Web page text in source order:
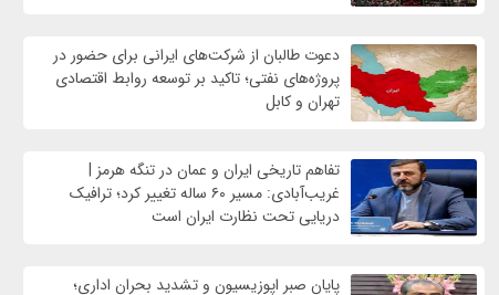
دعوت طالبان از شرکت‌های ایرانی برای حضور در
پروژه‌های نفتی؛ تاکید بر توسعه روابط اقتصادی
تهران و کابل
تفاهم تاریخی ایران و عمان در تنگه هرمز |
غریب‌آبادی: مسیر ۶۰ ساله تغییر کرد؛ ترافیک
دریایی تحت نظارت ایران است
پایان صبر اپوزیسیون و تشدید بحران اداری؛